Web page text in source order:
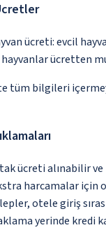
ücreti: evcil
ücretten
tüm bilgileri
ücreti alınabilir
harcamalar
otele giriş
yerinde kredi